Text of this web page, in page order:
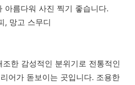
아름다워 사진 찍기 좋습니다.
, 망고 스무디
한 감성적인 분위기로 전통적인
어가 돋보이는 곳입니다. 조용한